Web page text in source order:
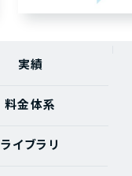
実績
料金体系
ライブラリ